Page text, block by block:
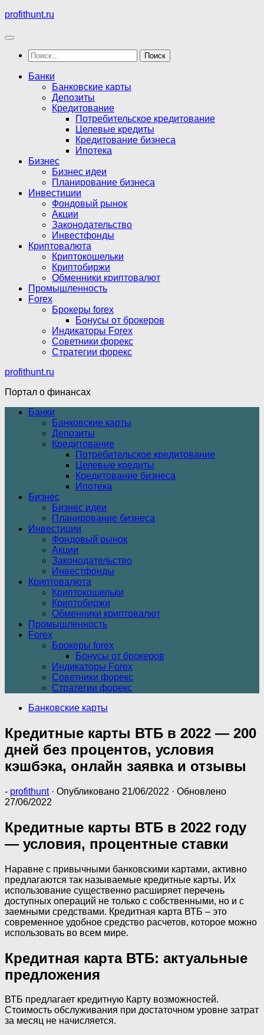
Перейти
содержимому
profithunt.ru
Найти:
Банки
Банковские карты
Депозиты
Кредитование
Потребительское кредитование
Целевые кредиты
Кредитование бизнеса
Ипотека
Бизнес
Бизнес идеи
Планирование бизнеса
Инвестиции
Фондовый рынок
Акции
Законодательство
Инвестфонды
Криптовалюта
Криптокошельки
Криптобиржи
Обменники криптовалют
Промышленность
Forex
Брокеры forex
Бонусы от брокеров
Индикаторы Forex
Советники форекс
Стратегии форекс
profithunt.ru
Портал о финансах
Банки
Банковские карты
Депозиты
Кредитование
Потребительское кредитование
Целевые кредиты
Кредитование бизнеса
Ипотека
Бизнес
Бизнес идеи
Планирование бизнеса
Инвестиции
Фондовый рынок
Акции
Законодательство
Инвестфонды
Криптовалюта
Криптокошельки
Криптобиржи
Обменники криптовалют
Промышленность
Forex
Брокеры forex
Бонусы от брокеров
Индикаторы Forex
Советники форекс
Стратегии форекс
Банковские карты
Кредитные карты ВТБ в 2022 — 200
дней без процентов, условия
кэшбэка, онлайн заявка и отзывы
- profithunt · Опубликовано 21/06/2022 · Обновлено
27/06/2022
​Кредитные карты ВТБ в 2022 году
— условия, процентные ставки
Наравне с привычными банковскими картами, активно
предлагаются так называемые кредитные карты. Их
использование существенно расширяет перечень
доступных операций не только с собственными, но и с
заемными средствами. Кредитная карта ВТБ – это
современное удобное средство расчетов, которое можно
использовать во всем мире.
Кредитная карта ВТБ: актуальные
предложения
ВТБ предлагает кредитную Карту возможностей.
Стоимость обслуживания при достаточном уровне затрат
за месяц не начисляется.